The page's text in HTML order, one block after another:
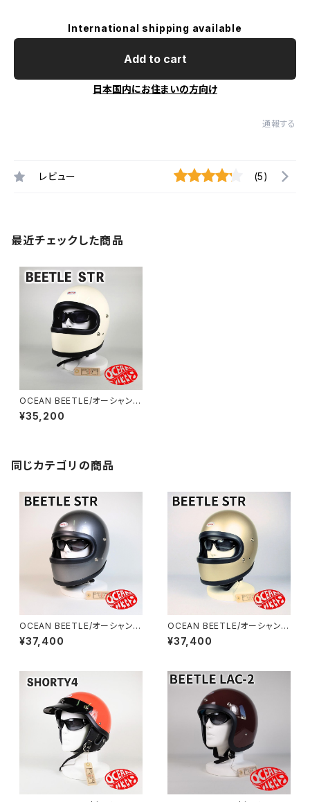
International shipping available
Add to cart
日本国内にお住まいの方向け
通報する
レビュー (5)
最近チェックした商品
OCEAN BEETLE/オーシャンビ
ートル/STR/エスティアール/ア
イボリー/ビートル/ヘルメット/ジ
¥35,200
同じカテゴリの商品
OCEAN BEETLE/オーシャンビ
ートル/STR/エスティアール/ス
ペースグレイ/ビートル/ヘルメッ
¥37,400
OCEAN BEETLE/オーシャンビ
ートル/STR/エスティアール//ビ
ートル/シャンパンゴールド/ヘル
¥37,400